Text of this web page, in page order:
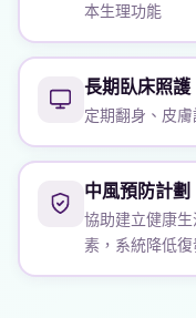
本生理功能
長期臥床照護
定期翻身、皮
中風預防計劃
協助建立健康
素，系統降低